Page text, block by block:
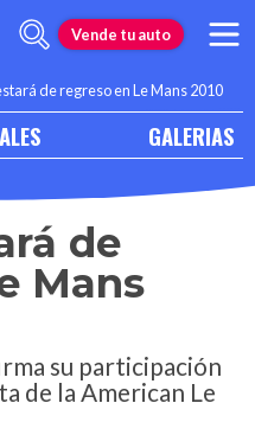
Vende tu auto
de regreso en Le Mans 2010
GALERIAS
de
Mans
su participación
de la American Le